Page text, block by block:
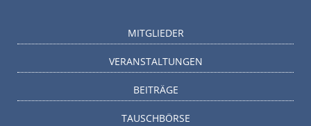
MITGLIEDER
VERANSTALTUNGEN
BEITRÄGE
TAUSCHBÖRSE